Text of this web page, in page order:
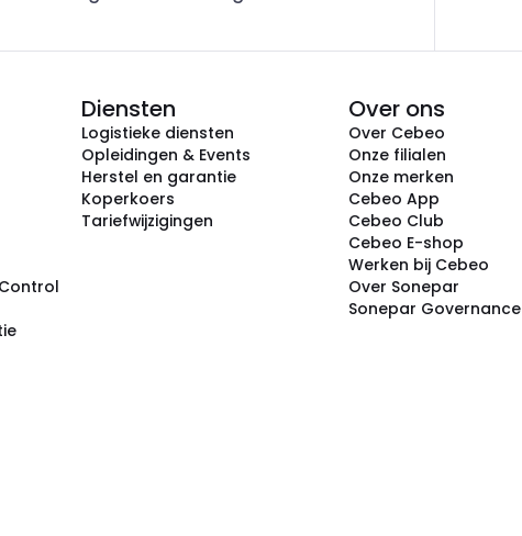
Diensten
Logistieke diensten
Opleidingen & Events
Herstel en garantie
Koperkoers
Tariefwijzigingen
Over ons
Over Cebeo
Onze filialen
Onze merken
Cebeo App
Cebeo Club
Cebeo E-shop
Werken bij Cebeo
Over Sonepar
Sonepar Governance